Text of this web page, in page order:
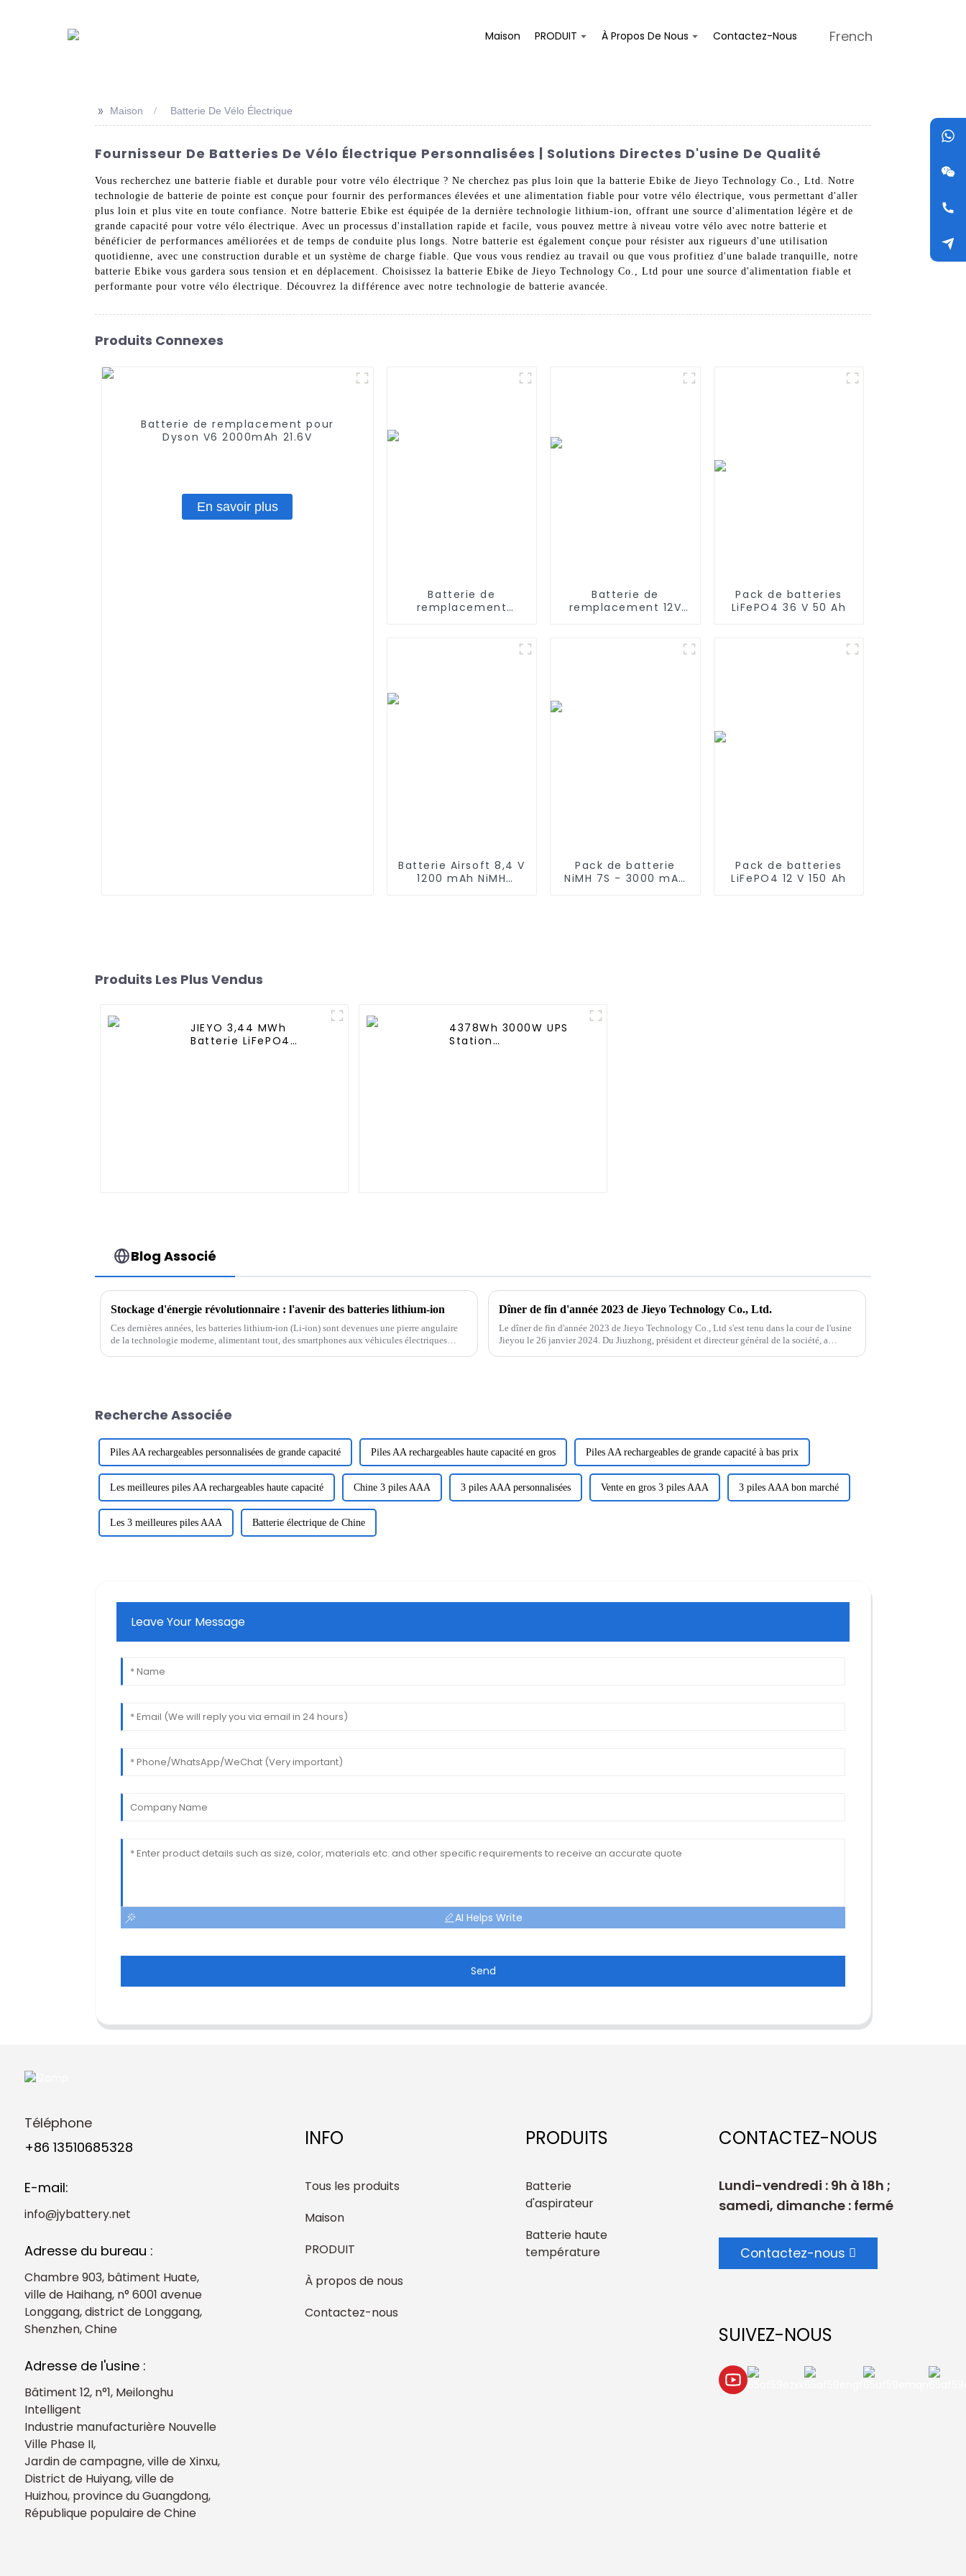
Maison PRODUIT À Propos De Nous Contactez-Nous French
>> Maison Batterie De Vélo Électrique
Fournisseur De Batteries De Vélo Électrique Personnalisées | Solutions Directes D'usine De Qualité
Vous recherchez une batterie fiable et durable pour votre vélo électrique ? Ne cherchez pas plus loin que la batterie Ebike de Jieyo Technology Co., Ltd. Notre
technologie de batterie de pointe est conçue pour fournir des performances élevées et une alimentation fiable pour votre vélo électrique, vous permettant d'aller
plus loin et plus vite en toute confiance. Notre batterie Ebike est équipée de la dernière technologie lithium-ion, offrant une source d'alimentation légère et de
grande capacité pour votre vélo électrique. Avec un processus d'installation rapide et facile, vous pouvez mettre à niveau votre vélo avec notre batterie et
bénéficier de performances améliorées et de temps de conduite plus longs. Notre batterie est également conçue pour résister aux rigueurs d'une utilisation
quotidienne, avec une construction durable et un système de charge fiable. Que vous vous rendiez au travail ou que vous profitiez d'une balade tranquille, notre
batterie Ebike vous gardera sous tension et en déplacement. Choisissez la batterie Ebike de Jieyo Technology Co., Ltd pour une source d'alimentation fiable et
performante pour votre vélo électrique. Découvrez la différence avec notre technologie de batterie avancée.
Produits Connexes
Batterie de remplacement pour
Dyson V6 2000mAh 21.6V
En savoir plus
Batterie de
remplacement
iRobot Roomba 500
550 580 600 610 620
Batterie de
remplacement 12V
Ecovacs DT85G DT85
Pack de batteries
LiFePO4 36 V 50 Ah
Batterie Airsoft 8,4 V
1200 mAh NiMH
Pack de batterie
NiMH 7S - 3000 mAh
Pack de batteries
LiFePO4 12 V 150 Ah
Produits Les Plus Vendus
JIEYO 3,44 MWh
Batterie LiFePO4
4378Wh 3000W UPS
Station
Blog Associé
Stockage d'énergie révolutionnaire : l'avenir des batteries lithium-ion
Ces dernières années, les batteries lithium-ion (Li-ion) sont devenues une pierre angulaire
de la technologie moderne, alimentant tout, des smartphones aux véhicules électriques
Dîner de fin d'année 2023 de Jieyo Technology Co., Ltd.
Le dîner de fin d'année 2023 de Jieyo Technology Co., Ltd s'est tenu dans la cour de l'usine
Jieyou le 26 janvier 2024. Du Jiuzhong, président et directeur général de la société, a
Recherche Associée
Piles AA rechargeables personnalisées de grande capacité Piles AA rechargeables haute capacité en gros Piles AA rechargeables de grande capacité à bas prix
Les meilleures piles AA rechargeables haute capacité Chine 3 piles AAA 3 piles AAA personnalisées Vente en gros 3 piles AAA 3 piles AAA bon marché
Les 3 meilleures piles AAA Batterie électrique de Chine
Leave Your Message
AI Helps Write
Send
Téléphone
+86 13510685328
E-mail:
info@jybattery.net
Adresse du bureau :
Chambre 903, bâtiment Huate,
ville de Haihang, n° 6001 avenue
Longgang, district de Longgang,
Shenzhen, Chine
Adresse de l'usine :
Bâtiment 12, n°1, Meilonghu
Intelligent
Industrie manufacturière Nouvelle
Ville Phase II,
Jardin de campagne, ville de Xinxu,
District de Huiyang, ville de
Huizhou, province du Guangdong,
République populaire de Chine
INFO
Tous les produits
Maison
PRODUIT
À propos de nous
Contactez-nous
PRODUITS
Batterie
d'aspirateur
Batterie haute
température
CONTACTEZ-NOUS
Lundi-vendredi : 9h à 18h ;
samedi, dimanche : fermé
Contactez-nous
SUIVEZ-NOUS